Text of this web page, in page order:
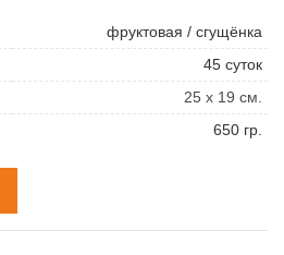
фруктовая / сгущёнка
45 суток
25 х 19 см.
650 гр.